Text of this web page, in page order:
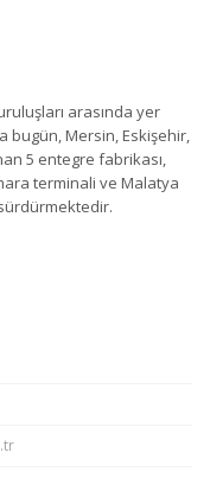
arasında yer
bugün, Mersin, Eskişehir,
5 entegre fabrikası,
terminali ve Malatya